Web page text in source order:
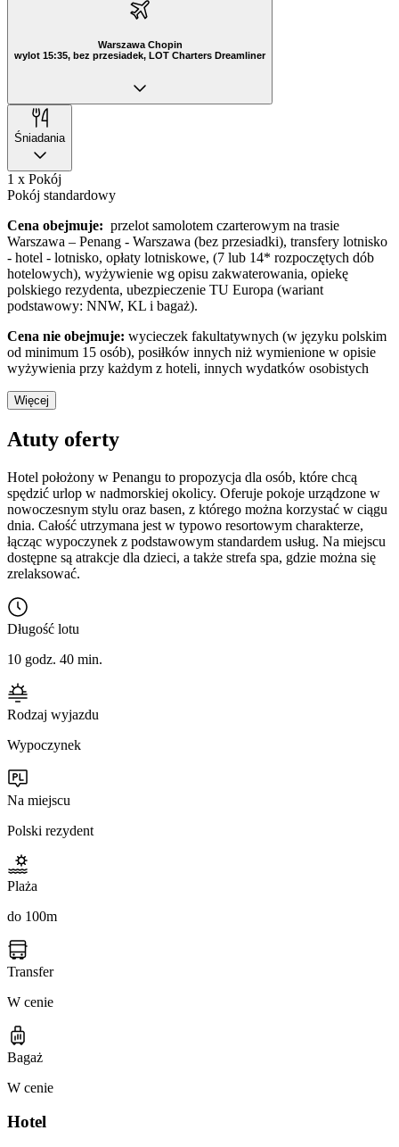
Warszawa Chopin
wylot 15:35, bez przesiadek, LOT Charters Dreamliner
Śniadania
1 x Pokój
Pokój standardowy
Cena obejmuje: przelot samolotem czarterowym na trasie
Warszawa – Penang - Warszawa (bez przesiadki), transfery lotnisko
- hotel - lotnisko, opłaty lotniskowe, (7 lub 14* rozpoczętych dób
hotelowych), wyżywienie wg opisu zakwaterowania, opiekę
polskiego rezydenta, ubezpieczenie TU Europa (wariant
podstawowy: NNW, KL i bagaż).
Cena nie obejmuje: wycieczek fakultatywnych (w języku polskim
od minimum 15 osób), posiłków innych niż wymienione w opisie
wyżywienia przy każdym z hoteli, innych wydatków osobistych
Więcej
Atuty oferty
Hotel położony w Penangu to propozycja dla osób, które chcą
spędzić urlop w nadmorskiej okolicy. Oferuje pokoje urządzone w
nowoczesnym stylu oraz basen, z którego można korzystać w ciągu
dnia. Całość utrzymana jest w typowo resortowym charakterze,
łącząc wypoczynek z podstawowym standardem usług. Na miejscu
dostępne są atrakcje dla dzieci, a także strefa spa, gdzie można się
zrelaksować.
Długość lotu
10 godz. 40 min.
Rodzaj wyjazdu
Wypoczynek
Na miejscu
Polski rezydent
Plaża
do 100m
Transfer
W cenie
Bagaż
W cenie
Hotel